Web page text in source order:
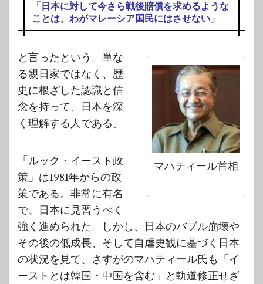
「日本に対して今さら戦後賠償を求めるような
ことは、わがマレーシア国民にはさせない」
マハティール首相
と言ったという。単な
る親日家ではなく、歴
史に根ざした認識と信
念を持って、日本を深
く理解する人である。
「ルック・イースト政
策」は1981年からの政
策である。非常に有名
で、日本に見習うべく
強く進められた。しかし、日本のバブル崩壊や
その後の低成長、そして自虐史観に基づく日本
の状況を見て、さすがのマハティール氏も「イ
ーストとは韓国・中国を含む」と軌道修正せざ